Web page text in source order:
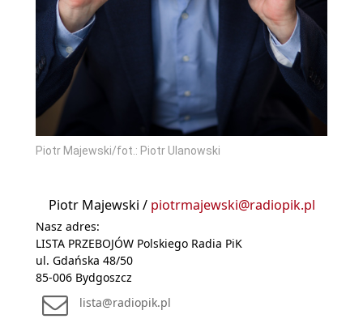
Piotr Majewski/fot.: Piotr Ulanowski
Piotr Majewski / piotrmajewski@radiopik.pl
Nasz adres:
LISTA PRZEBOJÓW Polskiego Radia PiK
ul. Gdańska 48/50
85-006 Bydgoszcz
lista@radiopik.pl